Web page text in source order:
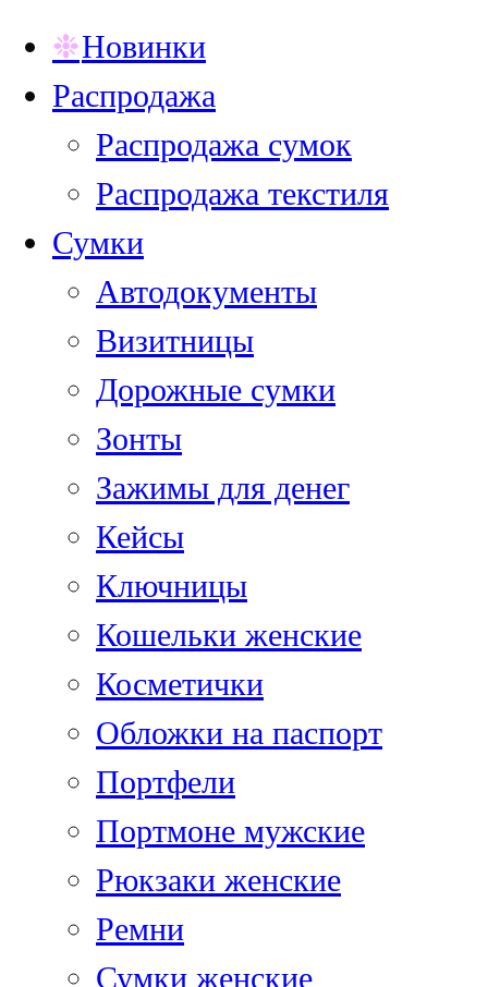
Новинки
Распродажа
Распродажа сумок
Распродажа текстиля
Сумки
Автодокументы
Визитницы
Дорожные сумки
Зонты
Зажимы для денег
Кейсы
Ключницы
Кошельки женские
Косметички
Обложки на паспорт
Портфели
Портмоне мужские
Рюкзаки женские
Ремни
Сумки женские